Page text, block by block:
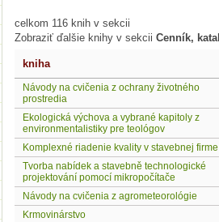
celkom 116 knih v sekcii
Zobraziť ďalšie knihy v sekcii Cenník,
kniha
Návody na cvičenia z ochrany životného
prostredia
Ekologická výchova a vybrané kapitoly z
environmentalistiky pre teológov
Komplexné riadenie kvality v stavebnej firme
Tvorba nabídek a stavebně technologické
projektování pomocí mikropočítače
Návody na cvičenia z agrometeorológie
Krmovinárstvo